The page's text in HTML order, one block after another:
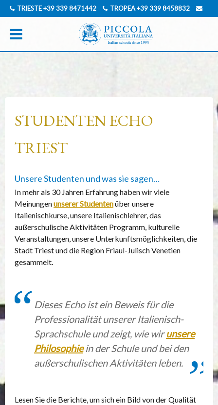
TRIESTE+39 339 8471442 TROPEA+39 339 8458832
INFO@PICCOLAUNIVERSITAITALIANA.COM
ENGLISCH
STUDENTEN ECHO
TRIEST
Unsere Studenten und was sie sagen…
In mehr als 30 Jahren Erfahrung haben wir viele
Meinungenunserer Studentenüber unsere
Italienischkurse, unsere Italienischlehrer, das
außerschulische Aktivitäten Programm, kulturelle
Veranstaltungen, unsere Unterkunftsmöglichkeiten, die
Stadt Triest und die Region Friaul-Julisch Venetien
gesammelt.
Dieses Echo ist ein Beweis für die
Professionalität unserer Italienisch-
Sprachschule und zeigt, wie wirunsere
Philosophiein der Schule und bei den
außerschulischen Aktivitäten leben.
Lesen Sie die Berichte, um sich ein Bild von der Qualität